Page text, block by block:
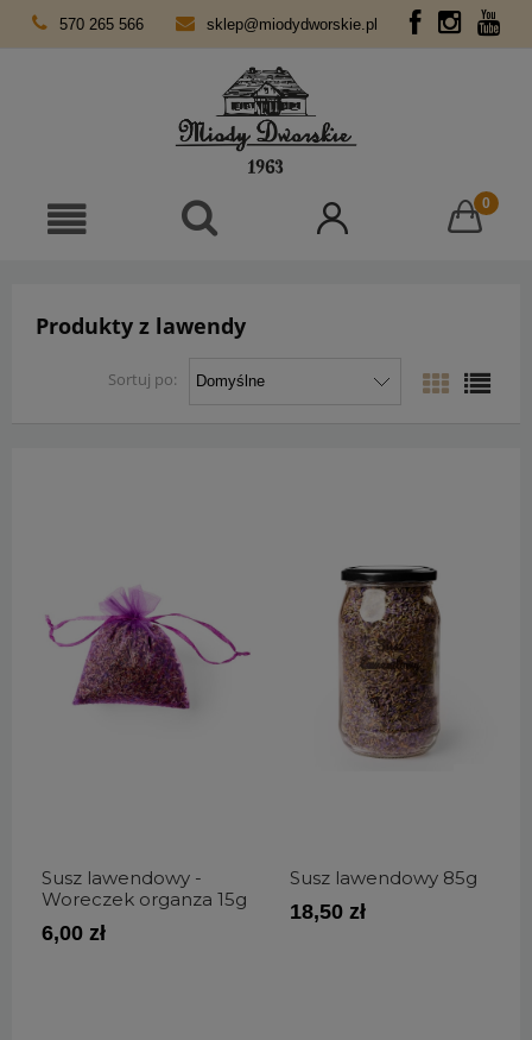
570 265 566 sklep@miodydworskie.pl
Produkty z lawendy
Sortuj po:
Susz lawendowy -
Woreczek organza 15g
6,00 zł
Susz lawendowy 85g
18,50 zł